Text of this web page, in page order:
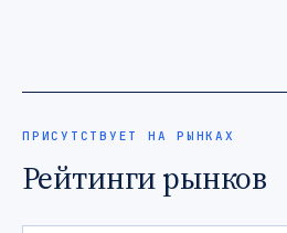
ПРИСУТСТВУЕТ НА РЫНКАХ
Рейтинги рынков